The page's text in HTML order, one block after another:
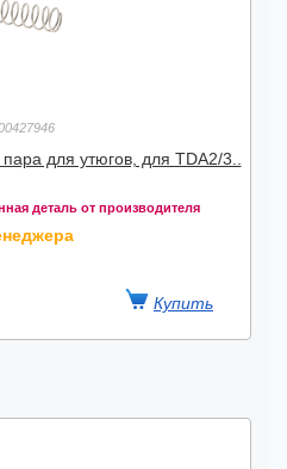
для утюгов, для TDA2/3..
деталь от производителя